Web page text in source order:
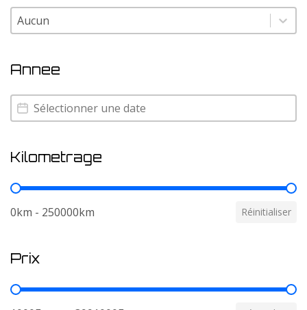
Couleur
Couleur
Annee
Annee
Annee
Kilometrage
Kilometrage
0km - 250000km Réinitialiser
Prix
Prix